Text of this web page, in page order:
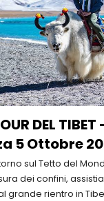
DEL TIBET
5 Ottobre
sul Tetto del
dei confini,
grande rientro in